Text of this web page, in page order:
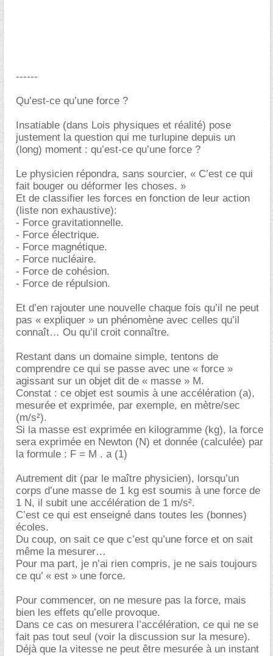
------
Qu’est-ce qu’une force ?
Insatiable (dans Lois physiques et réalité) pose
justement la question qui me turlupine depuis un
(long) moment : qu’est-ce qu’une force ?
Le physicien répondra, sans sourcier, « C’est ce qui
fait bouger ou déformer les choses. »
Et de classifier les forces en fonction de leur action
(liste non exhaustive):
- Force gravitationnelle.
- Force électrique.
- Force magnétique.
- Force nucléaire.
- Force de cohésion.
- Force de répulsion.
Et d’en rajouter une nouvelle chaque fois qu’il ne peut
pas « expliquer » un phénomène avec celles qu’il
connaît… Ou qu’il croit connaître.
Restant dans un domaine simple, tentons de
comprendre ce qui se passe avec une « force »
agissant sur un objet dit de « masse » M.
Constat : ce objet est soumis à une accélération (a),
mesurée et exprimée, par exemple, en mètre/sec
(m/s²).
Si la masse est exprimée en kilogramme (kg), la force
sera exprimée en Newton (N) et donnée (calculée) par
la formule : F = M . a (1)
Autrement dit (par le maître physicien), lorsqu’un
corps d’une masse de 1 kg est soumis à une force de
1 N, il subit une accélération de 1 m/s².
C’est ce qui est enseigné dans toutes les (bonnes)
écoles.
Du coup, on sait ce que c’est qu’une force et on sait
même la mesurer
Pour ma part, je n’ai rien compris, je ne sais toujours
ce qu’ « est » une force.
Pour commencer, on ne mesure pas la force, mais
bien les effets qu’elle provoque.
Dans ce cas on mesurera l’accélération, ce qui ne se
fait pas tout seul (voir la discussion sur la mesure).
Déjà que la vitesse ne peut être mesurée à un instant